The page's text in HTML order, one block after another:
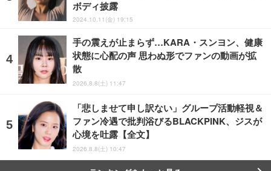
ボディ披露
2024.10.11(金) 19:15
手の震えが止まらず…KARA・スンヨン、健康
状態に心配の声 思わぬ形でファンの動画が拡
散
2026.8.8(土) 11:47
「悲しませて申し訳ない」グループ活動軽視＆
ファン冷遇で批判浴びるBLACKPINK、ジスが
心境を吐露【全文】
2026.8.8(土) 10:47